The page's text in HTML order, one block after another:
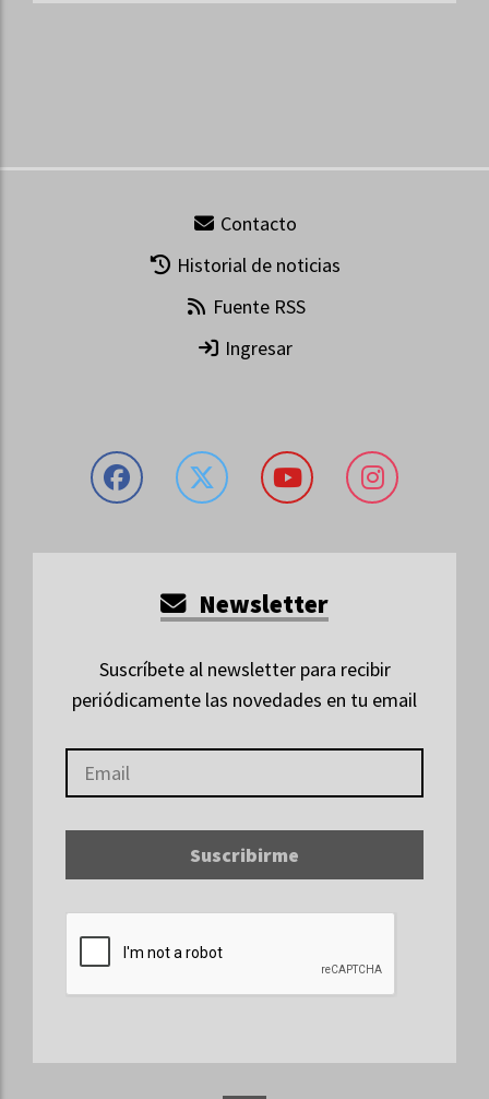
Contacto
Historial de noticias
Fuente RSS
Ingresar
Newsletter
Suscríbete al newsletter para recibir
periódicamente las novedades en tu email
Suscribirme